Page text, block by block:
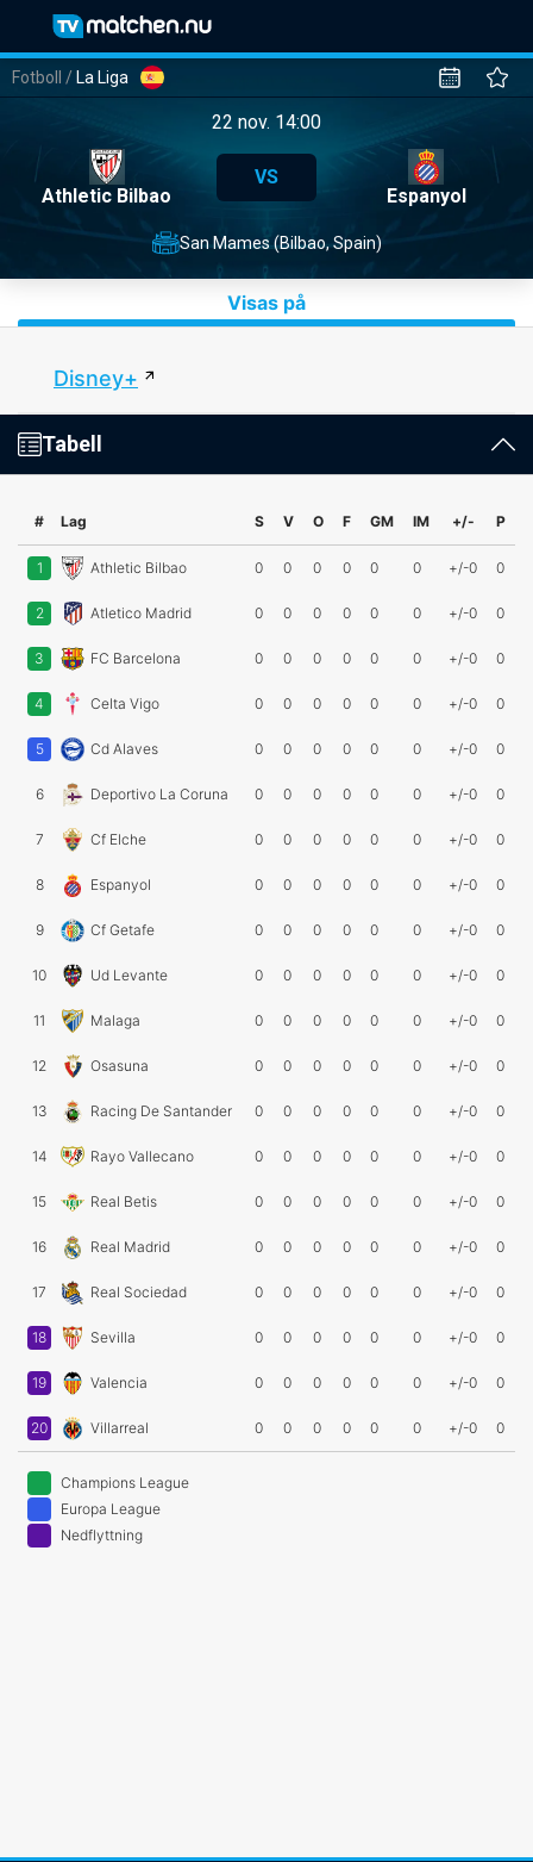
Fotboll / La Liga
22 nov. 14:00
Athletic Bilbao
VS
Espanyol
San Mames (Bilbao, Spain)
Visas på
Disney+
Tabell
# Lag S V O F GM IM +/- P
1 Athletic Bilbao 0 0 0 0 0 0 +/-0 0
2 Atletico Madrid 0 0 0 0 0 0 +/-0 0
3 FC Barcelona 0 0 0 0 0 0 +/-0 0
4 Celta Vigo 0 0 0 0 0 0 +/-0 0
5 Cd Alaves 0 0 0 0 0 0 +/-0 0
6 Deportivo La Coruna 0 0 0 0 0 0 +/-0 0
7 Cf Elche 0 0 0 0 0 0 +/-0 0
8 Espanyol 0 0 0 0 0 0 +/-0 0
9 Cf Getafe 0 0 0 0 0 0 +/-0 0
10 Ud Levante 0 0 0 0 0 0 +/-0 0
11 Malaga 0 0 0 0 0 0 +/-0 0
12 Osasuna 0 0 0 0 0 0 +/-0 0
13 Racing De Santander 0 0 0 0 0 0 +/-0 0
14 Rayo Vallecano 0 0 0 0 0 0 +/-0 0
15 Real Betis 0 0 0 0 0 0 +/-0 0
16 Real Madrid 0 0 0 0 0 0 +/-0 0
17 Real Sociedad 0 0 0 0 0 0 +/-0 0
18 Sevilla 0 0 0 0 0 0 +/-0 0
19 Valencia 0 0 0 0 0 0 +/-0 0
20 Villarreal 0 0 0 0 0 0 +/-0 0
Champions League
Europa League
Nedflyttning